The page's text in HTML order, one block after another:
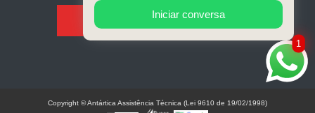
Mapa do site
1
Iniciar conversa
Copyright © Antártica Assistência Técnica (Lei 9610 de 19/02/1998)